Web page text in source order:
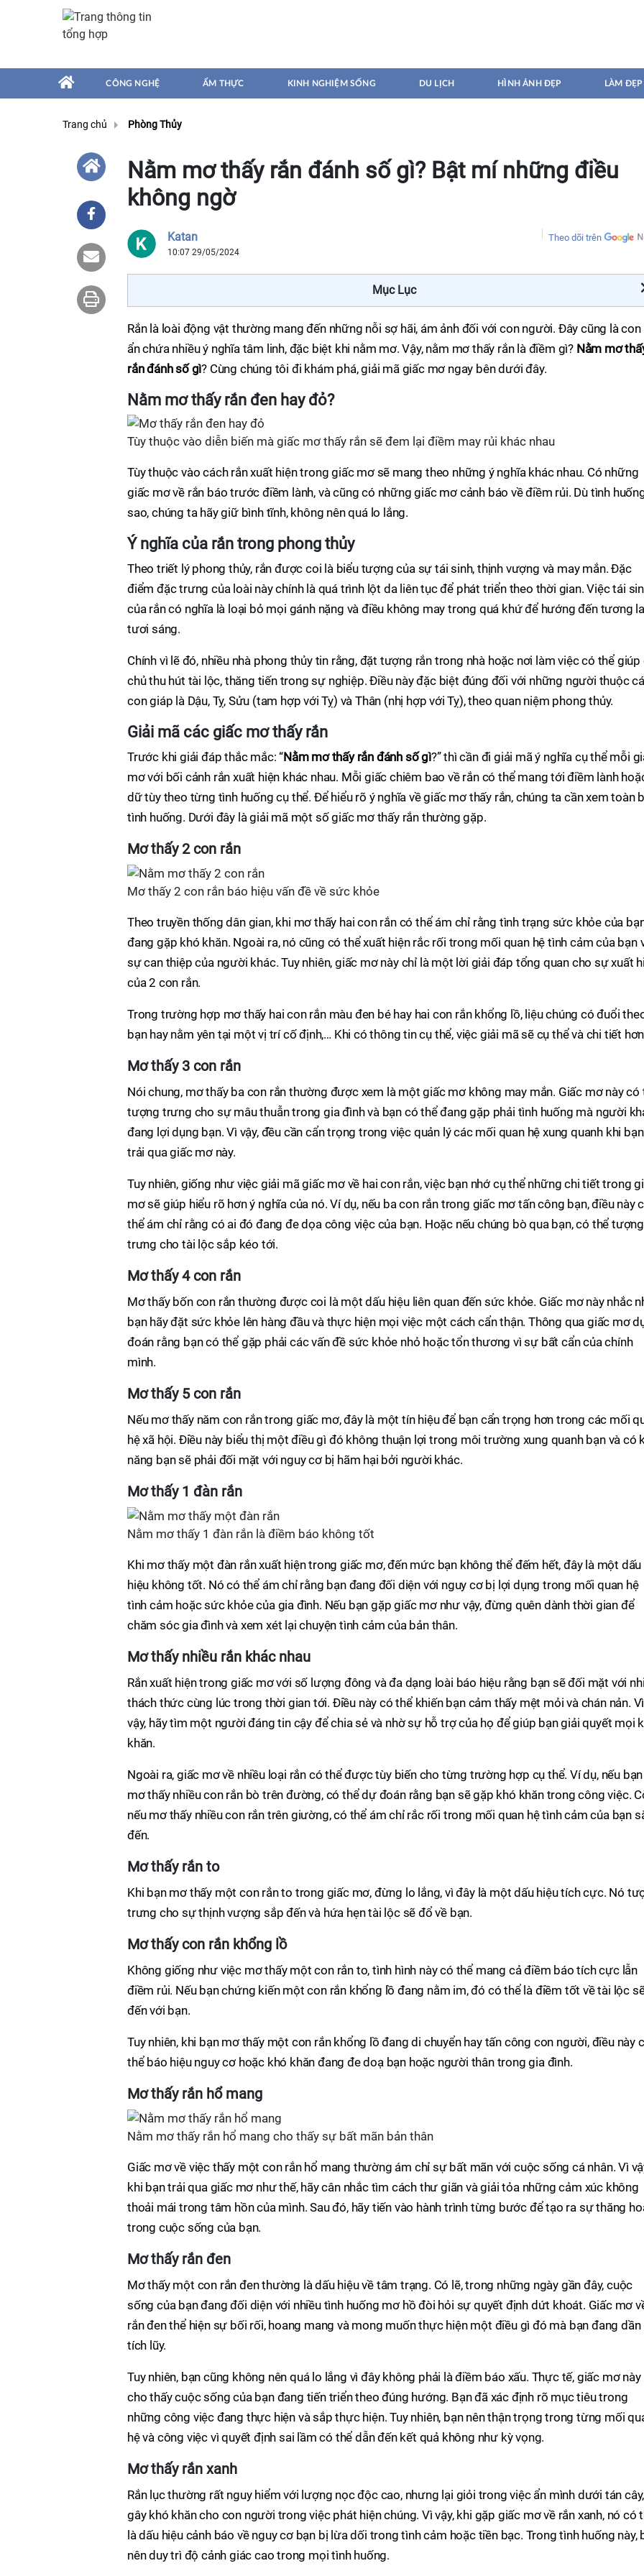
CÔNG NGHỆ ẨM THỰC KINH NGHIỆM SỐNG DU LỊCH HÌNH ẢNH ĐẸP LÀM ĐẸP
Trang chủ Phòng Thủy
Nằm mơ thấy rắn đánh số gì? Bật mí những điều
không ngờ
Katan
10:07 29/05/2024
Theo dõi trên
Mục Lục
Rắn là loài động vật thường mang đến những nỗi sợ hãi, ám ảnh đối với con người. Đây cũng là con
ẩn chứa nhiều ý nghĩa tâm linh, đặc biệt khi nằm mơ. Vậy, nằm mơ thấy rắn là điềm gì? Nằm mơ
rắn đánh số gì? Cùng chúng tôi đi khám phá, giải mã giấc mơ ngay bên dưới đây.
Nằm mơ thấy rắn đen hay đỏ?
Tùy thuộc vào diễn biến mà giấc mơ thấy rắn sẽ đem lại điềm may rủi khác nhau
Tùy thuộc vào cách rắn xuất hiện trong giấc mơ sẽ mang theo những ý nghĩa khác nhau. Có những
giấc mơ về rắn báo trước điềm lành, và cũng có những giấc mơ cảnh báo về điềm rủi. Dù tình
sao, chúng ta hãy giữ bình tĩnh, không nên quá lo lắng.
Ý nghĩa của rắn trong phong thủy
Theo triết lý phong thủy, rắn được coi là biểu tượng của sự tái sinh, thịnh vượng và may mắn. Đặc
điểm đặc trưng của loài này chính là quá trình lột da liên tục để phát triển theo thời gian. Việc tái
của rắn có nghĩa là loại bỏ mọi gánh nặng và điều không may trong quá khứ để hướng đến tương
tươi sáng.
Chính vì lẽ đó, nhiều nhà phong thủy tin rằng, đặt tượng rắn trong nhà hoặc nơi làm việc có thể giúp
chủ thu hút tài lộc, thăng tiến trong sự nghiệp. Điều này đặc biệt đúng đối với những người thuộc
con giáp là Dậu, Tỵ, Sửu (tam hợp với Tỵ) và Thân (nhị hợp với Tỵ), theo quan niệm phong thủy.
Giải mã các giấc mơ thấy rắn
Trước khi giải đáp thắc mắc: “Nằm mơ thấy rắn đánh số gì?” thì cần đi giải mã ý nghĩa cụ thể mỗi
mơ với bối cảnh rắn xuất hiện khác nhau. Mỗi giấc chiêm bao về rắn có thể mang tới điềm lành
dữ tùy theo từng tình huống cụ thể. Để hiểu rõ ý nghĩa về giấc mơ thấy rắn, chúng ta cần xem toàn
tình huống. Dưới đây là giải mã một số giấc mơ thấy rắn thường gặp.
Mơ thấy 2 con rắn
Mơ thấy 2 con rắn báo hiệu vấn đề về sức khỏe
Theo truyền thống dân gian, khi mơ thấy hai con rắn có thể ám chỉ rằng tình trạng sức khỏe của
đang gặp khó khăn. Ngoài ra, nó cũng có thể xuất hiện rắc rối trong mối quan hệ tình cảm của bạn
sự can thiệp của người khác. Tuy nhiên, giấc mơ này chỉ là một lời giải đáp tổng quan cho sự xuất
của 2 con rắn.
Trong trường hợp mơ thấy hai con rắn màu đen bé hay hai con rắn khổng lồ, liệu chúng có đuổi
bạn hay nằm yên tại một vị trí cố định,… Khi có thông tin cụ thể, việc giải mã sẽ cụ thể và chi tiết
Mơ thấy 3 con rắn
Nói chung, mơ thấy ba con rắn thường được xem là một giấc mơ không may mắn. Giấc mơ này có
tượng trưng cho sự mâu thuẫn trong gia đình và bạn có thể đang gặp phải tình huống mà người
đang lợi dụng bạn. Vì vậy, đều cần cẩn trọng trong việc quản lý các mối quan hệ xung quanh khi bạn
trải qua giấc mơ này.
Tuy nhiên, giống như việc giải mã giấc mơ về hai con rắn, việc bạn nhớ cụ thể những chi tiết trong
mơ sẽ giúp hiểu rõ hơn ý nghĩa của nó. Ví dụ, nếu ba con rắn trong giấc mơ tấn công bạn, điều này
thể ám chỉ rằng có ai đó đang đe dọa công việc của bạn. Hoặc nếu chúng bò qua bạn, có thể tượng
trưng cho tài lộc sắp kéo tới.
Mơ thấy 4 con rắn
Mơ thấy bốn con rắn thường được coi là một dấu hiệu liên quan đến sức khỏe. Giấc mơ này nhắc
bạn hãy đặt sức khỏe lên hàng đầu và thực hiện mọi việc một cách cẩn thận. Thông qua giấc mơ
đoán rằng bạn có thể gặp phải các vấn đề sức khỏe nhỏ hoặc tổn thương vì sự bất cẩn của chính
mình.
Mơ thấy 5 con rắn
Nếu mơ thấy năm con rắn trong giấc mơ, đây là một tín hiệu để bạn cẩn trọng hơn trong các mối
hệ xã hội. Điều này biểu thị một điều gì đó không thuận lợi trong môi trường xung quanh bạn và có
năng bạn sẽ phải đối mặt với nguy cơ bị hãm hại bởi người khác.
Mơ thấy 1 đàn rắn
Nằm mơ thấy 1 đàn rắn là điềm báo không tốt
Khi mơ thấy một đàn rắn xuất hiện trong giấc mơ, đến mức bạn không thể đếm hết, đây là một dấu
hiệu không tốt. Nó có thể ám chỉ rằng bạn đang đối diện với nguy cơ bị lợi dụng trong mối quan hệ
tình cảm hoặc sức khỏe của gia đình. Nếu bạn gặp giấc mơ như vậy, đừng quên dành thời gian để
chăm sóc gia đình và xem xét lại chuyện tình cảm của bản thân.
Mơ thấy nhiều rắn khác nhau
Rắn xuất hiện trong giấc mơ với số lượng đông và đa dạng loài báo hiệu rằng bạn sẽ đối mặt với
thách thức cùng lúc trong thời gian tới. Điều này có thể khiến bạn cảm thấy mệt mỏi và chán nản. Vì
vậy, hãy tìm một người đáng tin cậy để chia sẻ và nhờ sự hỗ trợ của họ để giúp bạn giải quyết mọi
khăn.
Ngoài ra, giấc mơ về nhiều loại rắn có thể được tùy biến cho từng trường hợp cụ thể. Ví dụ, nếu bạn
mơ thấy nhiều con rắn bò trên đường, có thể dự đoán rằng bạn sẽ gặp khó khăn trong công việc.
nếu mơ thấy nhiều con rắn trên giường, có thể ám chỉ rắc rối trong mối quan hệ tình cảm của bạn
đến.
Mơ thấy rắn to
Khi bạn mơ thấy một con rắn to trong giấc mơ, đừng lo lắng, vì đây là một dấu hiệu tích cực. Nó
trưng cho sự thịnh vượng sắp đến và hứa hẹn tài lộc sẽ đổ về bạn.
Mơ thấy con rắn khổng lồ
Không giống như việc mơ thấy một con rắn to, tình hình này có thể mang cả điềm báo tích cực lẫn
điềm rủi. Nếu bạn chứng kiến một con rắn khổng lồ đang nằm im, đó có thể là điềm tốt về tài lộc
đến với bạn.
Tuy nhiên, khi bạn mơ thấy một con rắn khổng lồ đang di chuyển hay tấn công con người, điều này
thể báo hiệu nguy cơ hoặc khó khăn đang đe doạ bạn hoặc người thân trong gia đình.
Mơ thấy rắn hổ mang
Nằm mơ thấy rắn hổ mang cho thấy sự bất mãn bản thân
Giấc mơ về việc thấy một con rắn hổ mang thường ám chỉ sự bất mãn với cuộc sống cá nhân. Vì
khi bạn trải qua giấc mơ như thế, hãy cân nhắc tìm cách thư giãn và giải tỏa những cảm xúc không
thoải mái trong tâm hồn của mình. Sau đó, hãy tiến vào hành trình từng bước để tạo ra sự thăng
trong cuộc sống của bạn.
Mơ thấy rắn đen
Mơ thấy một con rắn đen thường là dấu hiệu về tâm trạng. Có lẽ, trong những ngày gần đây, cuộc
sống của bạn đang đối diện với nhiều tình huống mơ hồ đòi hỏi sự quyết định dứt khoát. Giấc mơ
rắn đen thể hiện sự bối rối, hoang mang và mong muốn thực hiện một điều gì đó mà bạn đang dần
tích lũy.
Tuy nhiên, bạn cũng không nên quá lo lắng vì đây không phải là điềm báo xấu. Thực tế, giấc mơ này
cho thấy cuộc sống của bạn đang tiến triển theo đúng hướng. Bạn đã xác định rõ mục tiêu trong
những công việc đang thực hiện và sắp thực hiện. Tuy nhiên, bạn nên thận trọng trong từng mối
hệ và công việc vì quyết định sai lầm có thể dẫn đến kết quả không như kỳ vọng.
Mơ thấy rắn xanh
Rắn lục thường rất nguy hiểm với lượng nọc độc cao, nhưng lại giỏi trong việc ẩn mình dưới tán cây,
gây khó khăn cho con người trong việc phát hiện chúng. Vì vậy, khi gặp giấc mơ về rắn xanh, nó có
là dấu hiệu cảnh báo về nguy cơ bạn bị lừa dối trong tình cảm hoặc tiền bạc. Trong tình huống này,
nên duy trì độ cảnh giác cao trong mọi tình huống.